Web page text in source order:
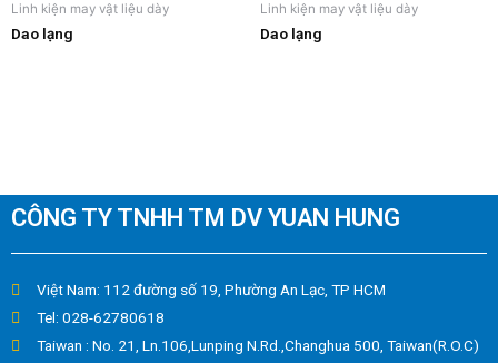
Linh kiện may vật liệu dày
Dao lạng
Linh kiện may vật liệu dày
Dao lạng
CÔNG TY TNHH TM DV YUAN HUNG
Việt Nam: 112 đường số 19, Phường An Lạc, TP HCM
Tel: 028-62780618
Taiwan : No. 21, Ln.106,Lunping N.Rd.,Changhua 500, Taiwan(R.O.C)